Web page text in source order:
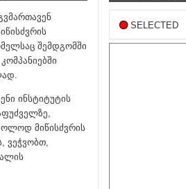
შემდგომში
ინსტიტუტის
მიწისძვრის
ვეჭვობთ,
SELECTED